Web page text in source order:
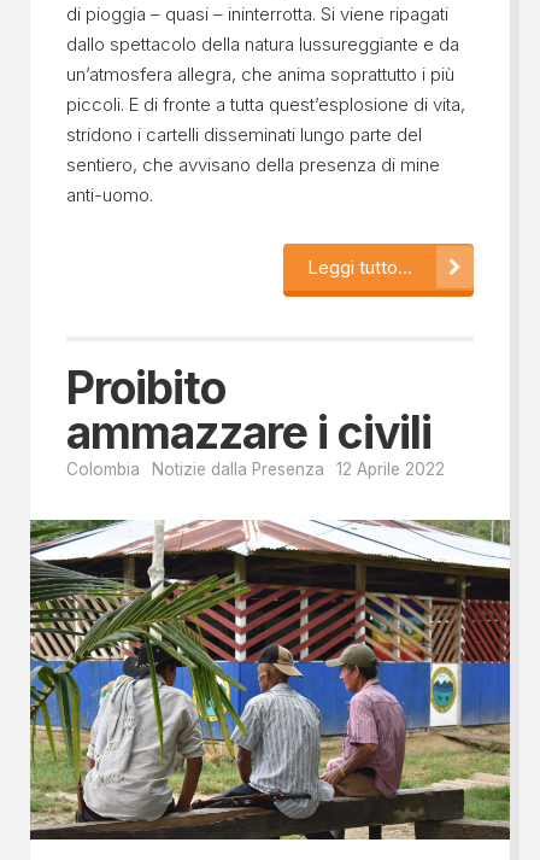
di pioggia – quasi – ininterrotta. Si viene ripagati
dallo spettacolo della natura lussureggiante e da
un’atmosfera allegra, che anima soprattutto i più
piccoli. E di fronte a tutta quest’esplosione di vita,
stridono i cartelli disseminati lungo parte del
sentiero, che avvisano della presenza di mine
anti-uomo.
Leggi tutto...
Proibito
ammazzare i civili
Colombia Notizie dalla Presenza 12 Aprile 2022